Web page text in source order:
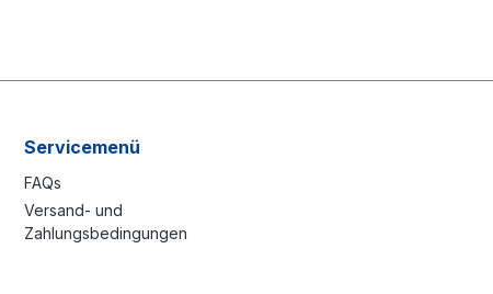
Servicemenü
FAQs
Versand- und
Zahlungsbedingungen